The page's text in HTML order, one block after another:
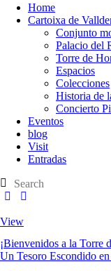
Home
Cartoixa de
Conjunto
Palacio del
Torre de
Espacios
Colecciones
Historia de
Concierto
Eventos
blog
Visit
Entradas
View
¡Bienvenidos a la Torre
Un Tesoro Escondido